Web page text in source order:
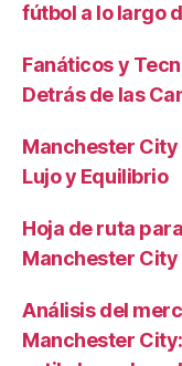
fútbol a lo largo
Fanáticos y
Detrás de las
Manchester
Lujo y Equilibrio
Hoja de ruta
Manchester
Análisis del
Manchester